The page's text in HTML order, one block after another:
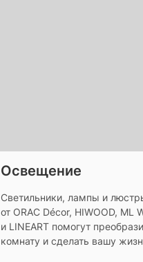
Освещение
Светильники, лампы и
от ORAC Décor, HIWOOD, ML
и LINEART помогут
комнату и сделать вашу